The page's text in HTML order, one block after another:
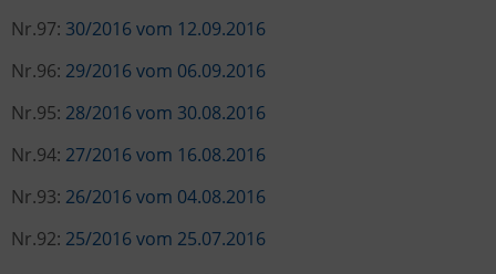
Nr.97: 30/2016 vom 12.09.2016
Nr.96: 29/2016 vom 06.09.2016
Nr.95: 28/2016 vom 30.08.2016
Nr.94: 27/2016 vom 16.08.2016
Nr.93: 26/2016 vom 04.08.2016
Nr.92: 25/2016 vom 25.07.2016